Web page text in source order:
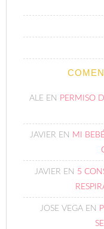
ALE EN PERMISO
JAVIER EN MI
JAVIER EN 5
JOSE VEGAEN